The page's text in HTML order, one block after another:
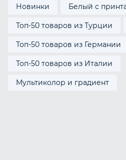
Новинки Белый с
Топ-50 товаров из Турции
Топ-50 товаров из Германии
Топ-50 товаров из Италии
Мультиколор и градиент